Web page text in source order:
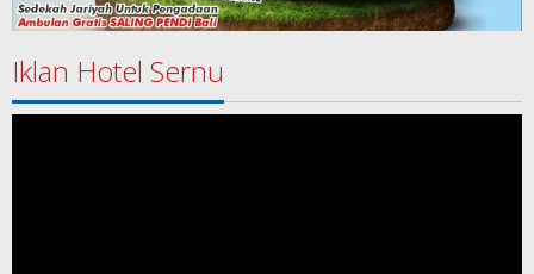
Iklan Hotel Sernu